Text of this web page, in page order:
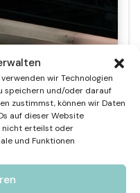
wir Technologien
speichern und/oder darauf
zustimmst, können wir Daten
auf dieser Website
nicht erteilst oder
und Funktionen